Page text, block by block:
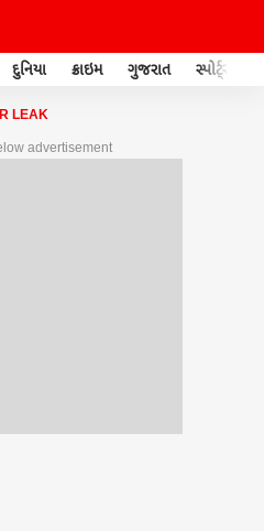
દુનિયા ક્રાઇમ ગુજરાત સ્પોર્ટ્સ
LEAK
advertisement